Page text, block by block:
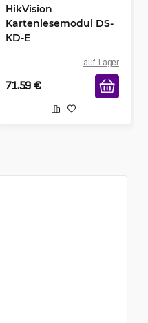
HikVision
Kartenlesemodul DS-
KD-E
auf Lager
71.59 €